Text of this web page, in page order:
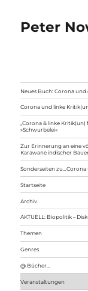
Peter
Neues Buch: Corona
Corona und linke
„Corona & linke
»Schwurbelei«
Zur Erinnerung an eine
Karawane indischer
Sonderseiten zu…Corona
Startseite
Archiv
AKTUELL: Biopolitik –
Themen
Genres
@ Bücher…
Veranstaltungen